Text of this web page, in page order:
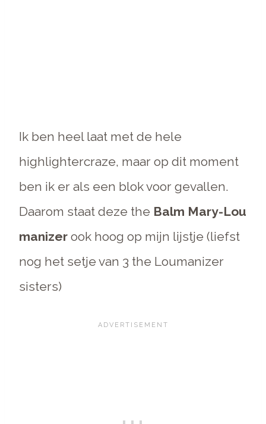
Ik ben heel laat met de hele
highlightercraze, maar op dit moment
ben ik er als een blok voor gevallen.
Daarom staat deze the Balm Mary-Lou
manizer ook hoog op mijn lijstje (liefst
nog het setje van 3 the Loumanizer
sisters)